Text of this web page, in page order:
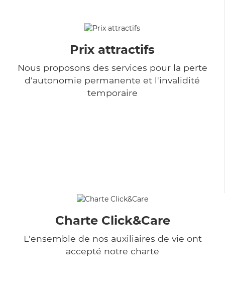
Prix attractifs
Nous proposons des services pour la perte
d'autonomie permanente et l'invalidité
temporaire
Charte Click&Care
L'ensemble de nos auxiliaires de vie ont
accepté notre charte